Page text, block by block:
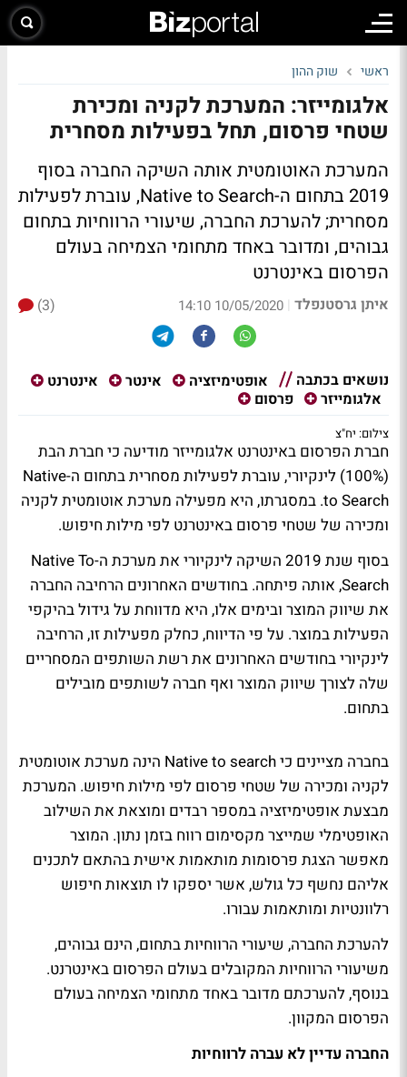
ראשי שוק ההון
אלגומייזר: המערכת לקניה ומכירת
שטחי פרסום, תחל בפעילות מסחרית
המערכת האוטומטית אותה השיקה החברה בסוף
2019 בתחום ה-Native to Search, עוברת לפעילות
מסחרית; להערכת החברה, שיעורי הרווחיות בתחום
גבוהים, ומדובר באחד מתחומי הצמיחה בעולם
הפרסום באינטרנט
איתן גרסטנפלד |
10/05/2020 14:10
(3)
נושאים בכתבה אופטימיזציה אינטר
אינטרנט
אלגומייזר
פרסום
צילום: יח"צ
חברת הפרסום באינטרנט אלגומייזר מודיעה כי חברת הבת
(100%) לינקיורי, עוברת לפעילות מסחרית בתחום ה-Native
to Search. במסגרתו, היא מפעילה מערכת אוטומטית לקניה
ומכירה של שטחי פרסום באינטרנט לפי מילות חיפוש.
בסוף שנת 2019 השיקה לינקיורי את מערכת ה-Native To
Search, אותה פיתחה. בחודשים האחרונים הרחיבה החברה
את שיווק המוצר ובימים אלו, היא מדווחת על גידול בהיקפי
הפעילות במוצר. על פי הדיווח, כחלק מפעילות זו, הרחיבה
לינקיורי בחודשים האחרונים את רשת השותפים המסחריים
שלה לצורך שיווק המוצר ואף חברה לשותפים מובילים
בתחום.
בחברה מציינים כי Native to search הינה מערכת אוטומטית
לקניה ומכירה של שטחי פרסום לפי מילות חיפוש. המערכת
מבצעת אופטימיזציה במספר רבדים ומוצאת את השילוב
האופטימלי שמייצר מקסימום רווח בזמן נתון. המוצר
מאפשר הצגת פרסומות מותאמות אישית בהתאם לתכנים
אליהם נחשף כל גולש, אשר יספקו לו תוצאות חיפוש
רלוונטיות ומותאמות עבורו.
להערכת החברה, שיעורי הרווחיות בתחום, הינם גבוהים,
משיעורי הרווחיות המקובלים בעולם הפרסום באינטרנט.
בנוסף, להערכתם מדובר באחד מתחומי הצמיחה בעולם
הפרסום המקוון.
החברה עדיין לא עברה לרווחיות